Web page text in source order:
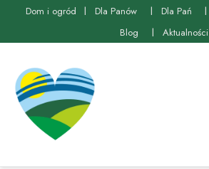
Dom i ogród Dla Panów Dla Pań
Blog
Aktualności